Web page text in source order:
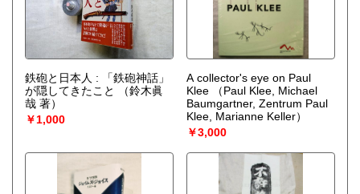
鉄砲と日本人 : 「鉄砲神話」
が隠してきたこと
（鈴木眞
哉 著）
￥1,000
A collector's eye on Paul
Klee
（Paul Klee, Michael
Baumgartner, Zentrum Paul
Klee, Marianne Keller）
￥3,000